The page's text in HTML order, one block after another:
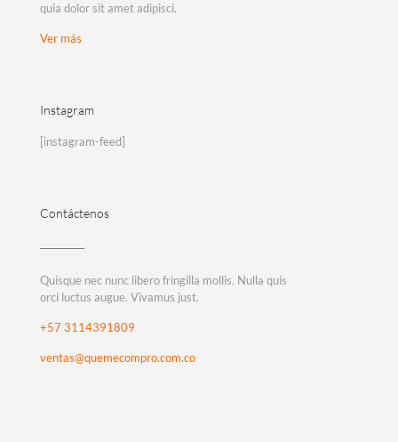
quia dolor sit amet adipisci.
Ver más
Instagram
[instagram-feed]
Contáctenos
Quisque nec nunc libero fringilla mollis. Nulla quis
orci luctus augue. Vivamus just.
+57 3114391809
ventas@quemecompro.com.co